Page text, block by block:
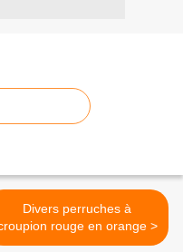
Divers perruches à
croupion rouge en orange >